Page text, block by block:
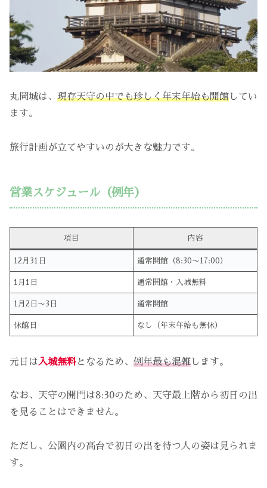
丸岡城は、 現存天守の中でも珍しく年末年始も開館 してい
ます。
旅行計画が立てやすいのが大きな魅力です。
営業スケジュール（例年）
項目 内容
12月31日 通常開館（8:30〜17:00）
1月1日 通常開館・入城無料
1月2日〜3日 通常開館
休館日 なし（年末年始も無休）
元日は入城無料となるため、 例年最も混雑 します。
なお、天守の開門は8:30のため、天守最上階から初日の出
を見ることはできません。
ただし、公園内の高台で初日の出を待つ人の姿は見られま
す。